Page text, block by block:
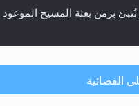
بزمن بعثة المسيح الموعود
الفضائية